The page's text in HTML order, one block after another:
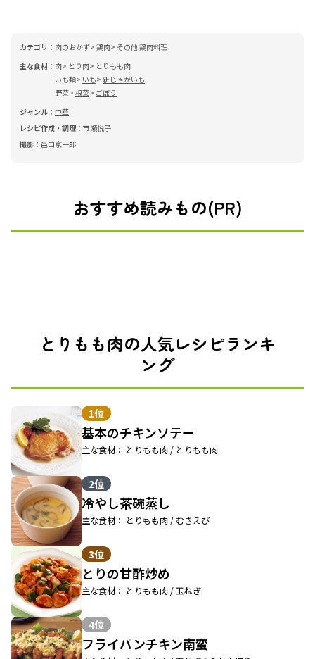
カテゴリ： 肉のおかず 鶏肉 その他 鶏肉料理
主な食材： 肉 とり肉
とりもも肉
いも類
いも
新じゃがいも
野菜 根菜
ごぼう
ジャンル： 中華
レシピ作成・調理： 市瀬悦子
撮影： 邑口京一郎
おすすめ読みもの(PR)
とりもも肉の人気レシピランキ
ング
1位
基本のチキンソテー
主な食材： とりもも肉 / とりもも肉
2位
冷やし茶碗蒸し
主な食材： とりもも肉 / むきえび
3位
とりの甘酢炒め
主な食材： とりもも肉 / 玉ねぎ
4位
フライパンチキン南蛮